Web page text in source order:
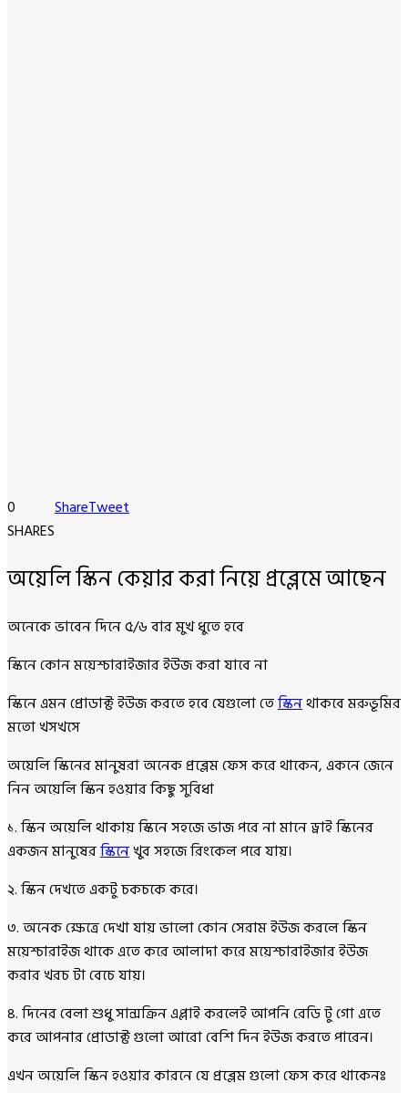
0
SHARES
ShareTweet
অয়েলি স্কিন কেয়ার করা নিয়ে প্রব্লেমে আছেন
অনেকে ভাবেন দিনে ৫/৬ বার মুখ ধুতে হবে
স্কিনে কোন ময়েশ্চারাইজার ইউজ করা যাবে না
স্কিনে এমন প্রোডাক্ট ইউজ করতে হবে যেগুলো তেস্কিনথাকবে মরুভূমির
মতো খসখসে
অয়েলি স্কিনের মানুষরা অনেক প্রব্লেম ফেস করে থাকেন, একনে জেনে
নিন অয়েলি স্কিন হওয়ার কিছু সুবিধা
১. স্কিন অয়েলি থাকায় স্কিনে সহজে ভাজ পরে না মানে ড্রাই স্কিনের
একজন মানুষেরস্কিনেখুব সহজে রিংকেল পরে যায়।
২. স্কিন দেখতে একটু চকচকে করে।
৩. অনেক ক্ষেত্রে দেখা যায় ভালো কোন সেরাম ইউজ করলে স্কিন
ময়েশ্চারাইজ থাকে এতে করে আলাদা করে ময়েশ্চারাইজার ইউজ
করার খরচ টা বেচে যায়।
৪. দিনের বেলা শুধু সান্সক্রিন এপ্লাই করলেই আপনি রেডি টু গো এতে
করে আপনার প্রোডাক্ট গুলো আরো বেশি দিন ইউজ করতে পারেন।
এখন অয়েলি স্কিন হওয়ার কারনে যে প্রব্লেম গুলো ফেস করে থাকেনঃ